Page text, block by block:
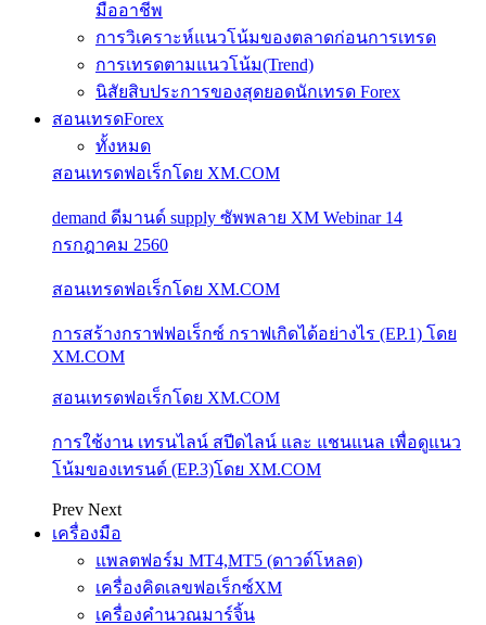
มืออาชีพ
การวิเคราะห์แนวโน้มของตลาดก่อนการเทรด
การเทรดตามแนวโน้ม(Trend)
นิสัยสิบประการของสุดยอดนักเทรด Forex
สอนเทรดForex
ทั้งหมด
สอนเทรดฟอเร็กโดย XM.COM
demand ดีมานด์ supply ซัพพลาย XM Webinar 14
กรกฎาคม 2560
สอนเทรดฟอเร็กโดย XM.COM
การสร้างกราฟฟอเร็กซ์ กราฟเกิดได้อย่างไร (EP.1) โดย
XM.COM
สอนเทรดฟอเร็กโดย XM.COM
การใช้งาน เทรนไลน์ สปีดไลน์ และ แชนแนล เพื่อดูแนว
โน้มของเทรนด์ (EP.3)โดย XM.COM
Prev Next
เครื่องมือ
แพลตฟอร์ม MT4,MT5 (ดาวด์โหลด)
เครื่องคิดเลขฟอเร็กซ์XM
เครื่องคำนวณมาร์จิ้น